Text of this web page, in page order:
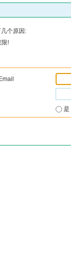
个原因:
限!
Email